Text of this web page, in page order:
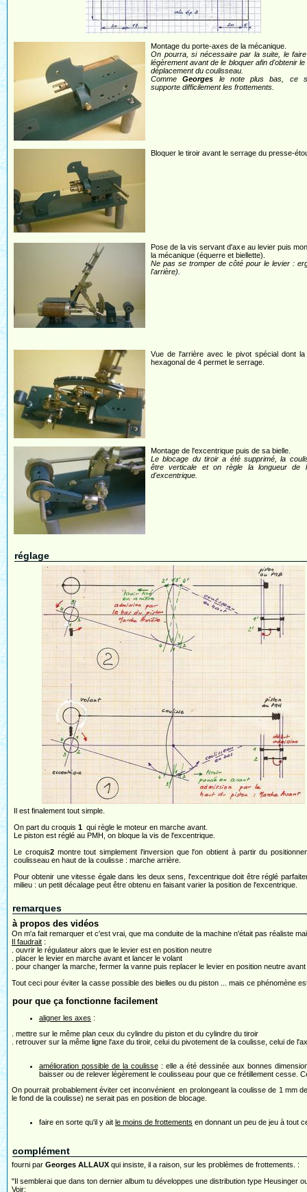
Montage du porte-axes de la mécanique.
On pourra, si nécessaire par la suite, le
légèrement avant de le bloquer afin d'obtenir le
déplacement du coulisseau.
CommeGeorges le note plus bas, ce
supporte difficilement les frottements.
Bloquer le tiroir avant le serrage du presse-
Pose de la vis servant d'axe au levier puis
la mécanique (équerre et biellette).
Ne pas se tromper de côté pour le levier :
l'arrière).
Vue de l'arrière avec le pivot spécial dont
hexagonal de 4 permet le serrage.
Montage de l'excentrique puis de sa bielle.
Le blocage du tiroir a été supprimé, la
être verticale et on règle la longueur de
d'excentrique.
réglage
Il est finalement tout simple.
On part du croquis 1 qui règle le moteur en marche avant.
Le piston est réglé au PMH, on bloque la vis de l'excentrique.
Le croquis2montre tout simplement l'inversion que l'on obtient à partir du
coulisseau en haut de la coulisse : marche arrière.
Pour obtenir une vitesse égale dans les deux sens, l'excentrique doit être réglé
milieu : un petit décalage peut être obtenu en faisant varier la position de l'excentrique.
remarques
à propos des vidéos
On m'a fait remarquer et c'est vrai, que ma conduite de la machine n'était pas réaliste
Il faudrait :
. ouvrir le régulateur alors que le levier est en position neutre
. placer le levier en marche avant et lancer le volant
. pour changer la marche, fermer la vanne puis replacer le levier en position neutre
Tout ceci pour éviter la casse possible des bielles ou du piston ... mais ce phénomène
pour que ça fonctionne facilement
aligner les axes :
. mettre sur le même plan ceux du cylindre du piston et du cylindre du tiroir
. retrouver sur la même ligne l'axe du tiroir, celui du pivotement de la coulisse, celui de
amélioration possible de la coulisse: elle a été dessinée aux bonnes
baisser ou de relever légèrement le coulisseau pour que ce frétillement cesse.
On pourrait probablement éviter cet inconvénient en prolongeant la coulisse de 1 mm
le fond de la coulisse) ne serait pas en position de blocage.
faire en sorte qu'il y ait le moins de frottements en donnant un peu de jeu à tout
complément
fourni par Georges ALLAUX qui insiste, il a raison, sur les problèmes de frottements. :
"Il semblerai que dans ton dernier album tu développes une distribution type Heusinger
Voir: